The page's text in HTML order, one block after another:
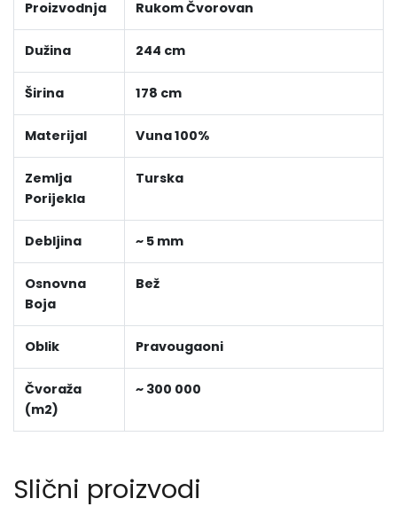
Proizvodnja Rukom Čvorovan
Dužina 244 cm
Širina 178 cm
Materijal Vuna 100%
Zemlja
Porijekla
Turska
Debljina ~ 5 mm
Osnovna
Boja
Bež
Oblik Pravougaoni
Čvoraža
(m2)
~ 300 000
Slični proizvodi